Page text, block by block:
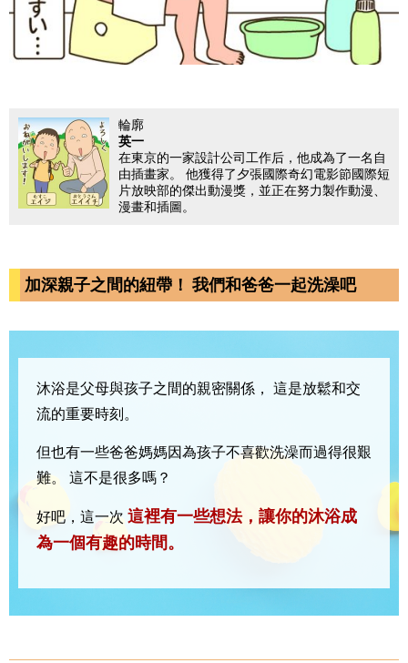
輪廓
英一
在東京的一家設計公司工作后，他成為了一名自
由插畫家。 他獲得了夕張國際奇幻電影節國際短
片放映部的傑出動漫獎，並正在努力製作動漫、
漫畫和插圖。
加深親子之間的紐帶！ 我們和爸爸一起洗澡吧
沐浴是父母與孩子之間的親密關係， 這是放鬆和交
流的重要時刻。
但也有一些爸爸媽媽因為孩子不喜歡洗澡而過得很艱
難。
這不是很多嗎？
好吧，這一次 這裡有一些想法，讓你的沐浴成
為一個有趣的時間。